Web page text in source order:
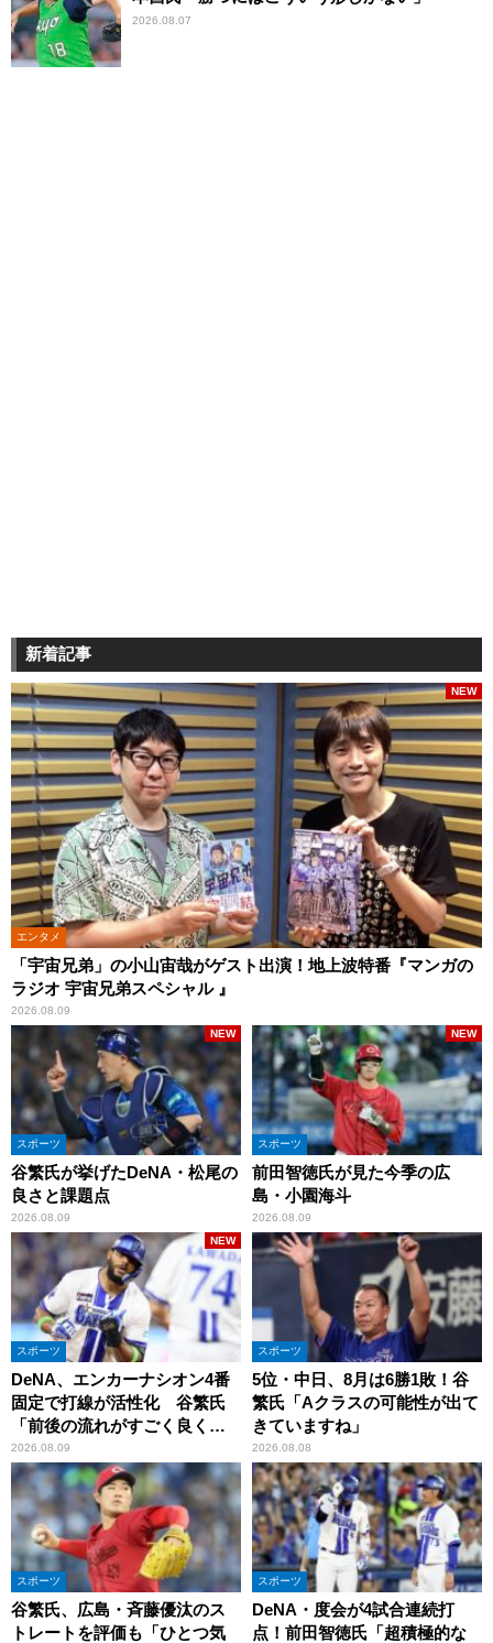
2026.08.07
新着記事
エンタメ
「宇宙兄弟」の小山宙哉がゲスト出演！地上波特番『マンガの
ラジオ 宇宙兄弟スペシャル 』
2026.08.09
NEW
スポーツ
谷繁氏が挙げたDeNA・松尾の
良さと課題点
2026.08.09
NEW
スポーツ
前田智徳氏が見た今季の広
島・小園海斗
2026.08.09
NEW
スポーツ
DeNA、エンカーナシオン4番
固定で打線が活性化 谷繁氏
「前後の流れがすごく良くな
りましたね」
2026.08.09
NEW
スポーツ
5位・中日、8月は6勝1敗！谷
繁氏「Aクラスの可能性が出て
きていますね」
2026.08.08
スポーツ
谷繁氏、広島・斉藤優汰のス
トレートを評価も「ひとつ気
スポーツ
DeNA・度会が4試合連続打
点！前田智徳氏「超積極的な